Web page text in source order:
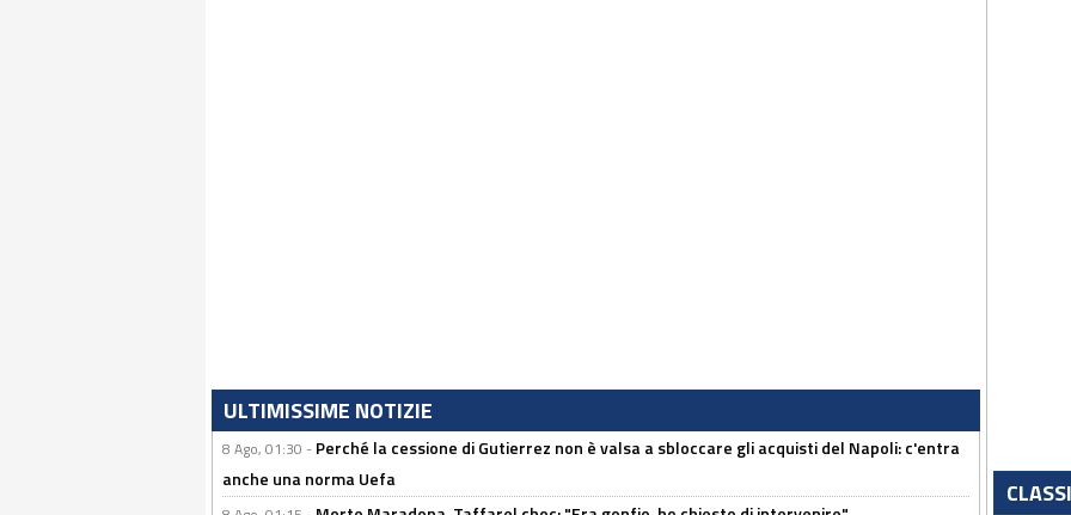
ULTIMISSIME NOTIZIE
8 Ago, 01:30 - Perché la cessione di Gutierrez non è valsa a sbloccare gli acquisti del Napoli: c'entra
anche una norma Uefa